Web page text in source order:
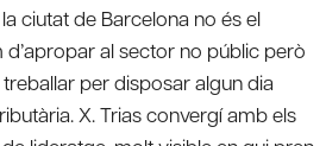
ciutat de Barcelona no és el
d’apropar al sector no públic però
per disposar algun dia
X. Trias convergí amb els